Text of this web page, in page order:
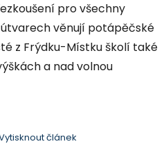
pro všechny
věnují potápěčské
z Frýdku-Místku školí také
a nad volnou
článek